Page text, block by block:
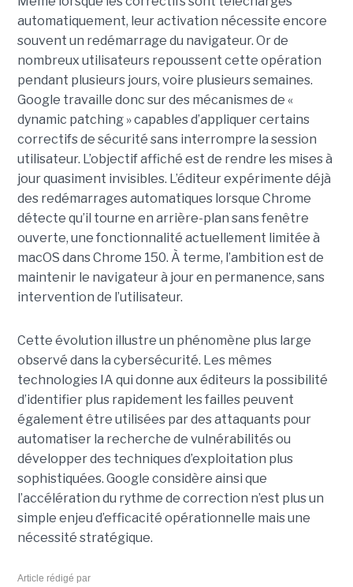
automatiquement, leur activation nécessite encore
souvent un redémarrage du navigateur. Or de
nombreux utilisateurs repoussent cette opération
pendant plusieurs jours, voire plusieurs semaines.
Google travaille donc sur des mécanismes de «
dynamic patching » capables d’appliquer certains
correctifs de sécurité sans interrompre la session
utilisateur. L’objectif affiché est de rendre les mises à
jour quasiment invisibles. L’éditeur expérimente déjà
des redémarrages automatiques lorsque Chrome
détecte qu’il tourne en arrière-plan sans fenêtre
ouverte, une fonctionnalité actuellement limitée à
macOS dans Chrome 150. À terme, l’ambition est de
maintenir le navigateur à jour en permanence, sans
intervention de l’utilisateur.
Cette évolution illustre un phénomène plus large
observé dans la cybersécurité. Les mêmes
technologies IA qui donne aux éditeurs la possibilité
d’identifier plus rapidement les failles peuvent
également être utilisées par des attaquants pour
automatiser la recherche de vulnérabilités ou
développer des techniques d’exploitation plus
sophistiquées. Google considère ainsi que
l’accélération du rythme de correction n’est plus un
simple enjeu d’efficacité opérationnelle mais une
nécessité stratégique.
Article rédigé par